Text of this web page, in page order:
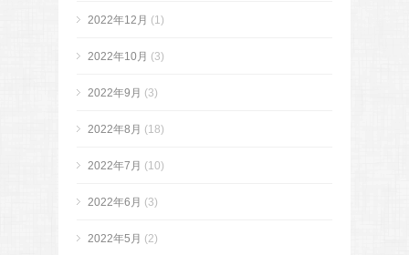
2022年12月 (1)
2022年10月 (3)
2022年9月 (3)
2022年8月 (18)
2022年7月 (10)
2022年6月 (3)
2022年5月 (2)